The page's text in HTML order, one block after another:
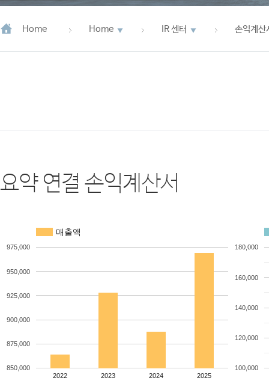
Home Home IR 센터 손익계산
요약 연결 손익계산서
매출액
2022 2023 2024 2025
850,000
875,000
900,000
925,000
950,000
975,000
100,000
120,000
140,000
160,000
180,000